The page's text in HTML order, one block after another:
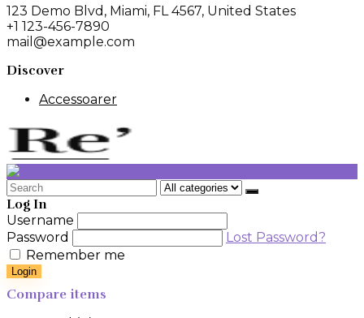
123 Demo Blvd, Miami, FL 4567, United States
+1 123-456-7890
mail@example.com
Discover
Accessoarer
Search
for:
Log In
Username
Password
Lost Password?
Remember me
Login
Compare items